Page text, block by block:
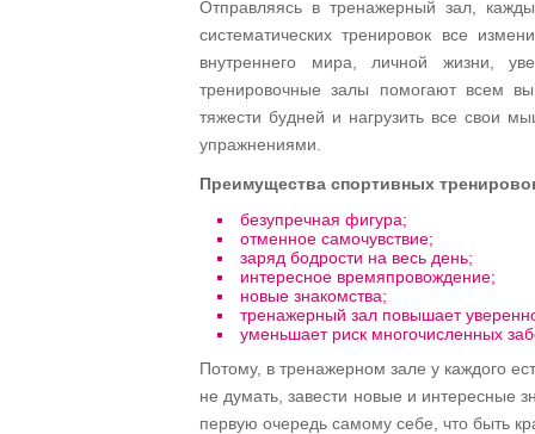
Отправляясь в тренажерный зал,
систематических тренировок все
внутреннего мира, личной жизни,
тренировочные залы помогают всем
тяжести будней и нагрузить все свои
упражнениями.
Преимущества спортивных
безупречная фигура;
отменное самочувствие;
заряд бодрости на весь день;
интересное времяпровождение;
новые знакомства;
тренажерный зал повышает
уменьшает риск многочисленных
Потому, в тренажерном зале у каждого
не думать, завести новые и интересные
первую очередь самому себе, что быть